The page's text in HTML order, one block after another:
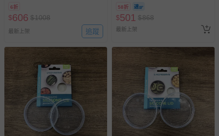
部分商品依據消費者保護法的規定，不適用七天鑑賞期/猶
易於腐敗、保存期限較短或解約時即將逾期（例如生鮮
商品、食品等）。
客製化商品（例如客製生日書、姓名貼等）。
報紙、期刊或雜誌（惟書籍如經拆封、使用，則酌收整
新費用）。
經消費者拆封之影音商品或電腦軟體（例如 DVD、CD
等）。
6折
$606 $1008
最新上架 追蹤
58折
$501 $868
最新上架